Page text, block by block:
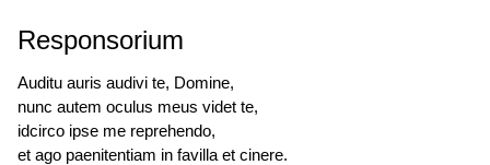
Responsorium
Auditu auris audivi te, Domine,
nunc autem oculus meus videt te,
idcirco ipse me reprehendo,
et ago paenitentiam in favilla et cinere.